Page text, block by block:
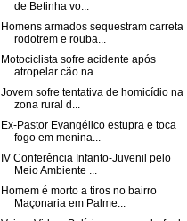
de Betinha vo...
Homens armados sequestram carreta
rodotrem e rouba...
Motociclista sofre acidente após
atropelar cão na ...
Jovem sofre tentativa de homicídio na
zona rural d...
Ex-Pastor Evangélico estupra e toca
fogo em menina...
IV Conferência Infanto-Juvenil pelo
Meio Ambiente ...
Homem é morto a tiros no bairro
Maçonaria em Palme...